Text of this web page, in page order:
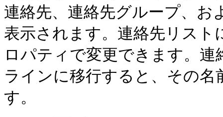
連絡先、連絡先グループ、
表示されます。連絡先リスト
ロパティで変更できます。
ラインに移行すると、その
す。